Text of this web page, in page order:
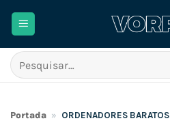
Pesquisar
por:
Portada » ORDENADORES BARATOS